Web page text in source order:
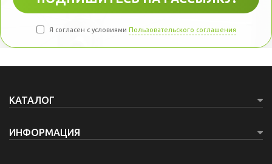
Я согласен с условиями Пользовательского соглашения
КАТАЛОГ
ИНФОРМАЦИЯ